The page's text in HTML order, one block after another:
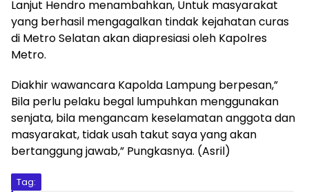
Lanjut Hendro menambahkan, Untuk masyarakat
yang berhasil mengagalkan tindak kejahatan curas
di Metro Selatan akan diapresiasi oleh Kapolres
Metro.
Diakhir wawancara Kapolda Lampung berpesan,”
Bila perlu pelaku begal lumpuhkan menggunakan
senjata, bila mengancam keselamatan anggota dan
masyarakat, tidak usah takut saya yang akan
bertanggung jawab,” Pungkasnya. (Asril)
Tag: